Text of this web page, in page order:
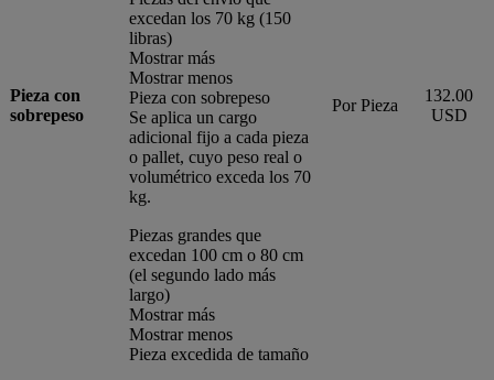
Pieza con
sobrepeso
excedan los 70 kg (150
libras)
Mostrar más
Mostrar menos
Pieza con sobrepeso
Se aplica un cargo
adicional fijo a cada pieza
o pallet, cuyo peso real o
volumétrico exceda los 70
kg.
Por Pieza
132.00
USD
Piezas grandes que
excedan 100 cm o 80 cm
(el segundo lado más
largo)
Mostrar más
Mostrar menos
Pieza excedida de tamaño